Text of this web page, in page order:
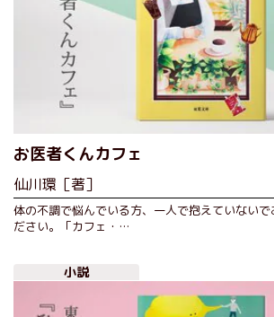
お医者くんカフェ
仙川環［著］
体の不調で悩んでいる方、一人で抱えていないで
ださい。「カフェ・…
小説